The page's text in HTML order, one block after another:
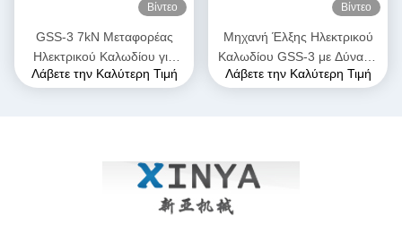
Βίντεο
GSS-3 7kN Μεταφορέας
Ηλεκτρικού Καλωδίου για
Υπόγεια Εγκατάσταση
Λάβετε την Καλύτερη Τιμή
Βίντεο
Μηχανή Έλξης Ηλεκτρικού
Καλωδίου GSS-3 με Δύναμη
Έλξης 7kN, Πιστοποιημένη
Λάβετε την Καλύτερη Τιμή